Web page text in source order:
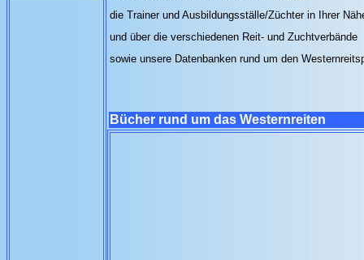
die Trainer und Ausbildungsställe/Züchter in Ihrer
und über die verschiedenen Reit- und Zuchtverbände
sowie unsere Datenbanken rund um den
Bücher rund um das Westernreiten